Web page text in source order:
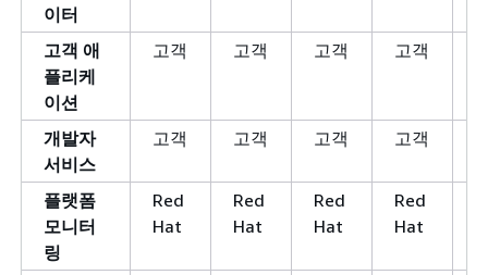
이터
고객 애
플리케
이션
고객 고객 고객 고객
개발자
서비스
고객 고객 고객 고객
플랫폼
모니터
링
Red
Hat
Red
Hat
Red
Hat
Red
Hat